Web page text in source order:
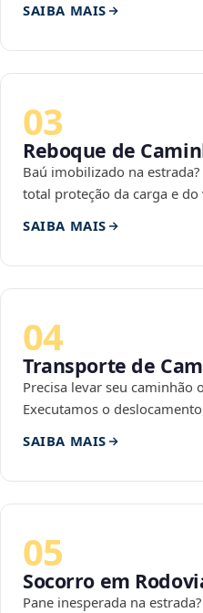
SAIBA MAIS
03
Reboque de
Baú imobilizado na
total proteção da carga e do
SAIBA MAIS
04
Transporte de
Precisa levar seu caminhão
Executamos o
SAIBA MAIS
05
Socorro em
Pane inesperada na